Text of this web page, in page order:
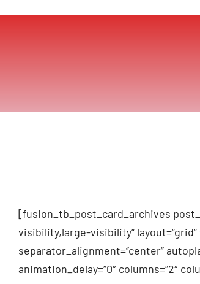
[fusion_tb_post_card_archives
visibility,large-visibility“
separator_alignment=“center“
animation_delay=“0″ columns=“2″